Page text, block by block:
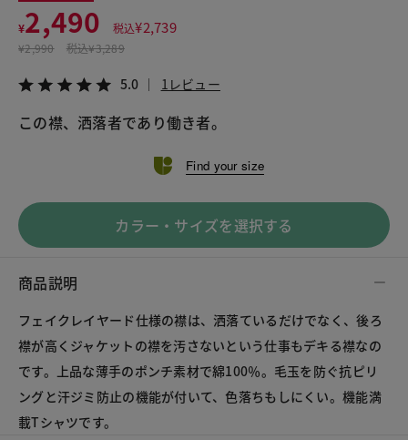
¥2,490 税込¥2,739
¥2,990 税込¥3,289
5.0 1レビュー
この襟、洒落者であり働き者。
Find your size
カラー・サイズを選択する
商品説明
フェイクレイヤード仕様の襟は、洒落ているだけでなく、後ろ
襟が高くジャケットの襟を汚さないという仕事もデキる襟なの
です。上品な薄手のポンチ素材で綿100％。毛玉を防ぐ抗ピリ
ングと汗ジミ防止の機能が付いて、色落ちもしにくい。機能満
載Tシャツです。
LINE X